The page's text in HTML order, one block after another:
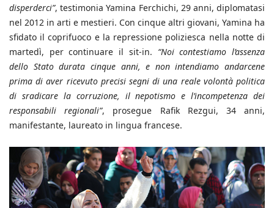
disperderci”, testimonia Yamina Ferchichi, 29 anni, diplomatasi
nel 2012 in arti e mestieri. Con cinque altri giovani, Yamina ha
sfidato il coprifuoco e la repressione poliziesca nella notte di
martedì, per continuare il sit-in. “Noi contestiamo l’assenza
dello Stato durata cinque anni, e non intendiamo andarcene
prima di aver ricevuto precisi segni di una reale volontà politica
di sradicare la corruzione, il nepotismo e l’incompetenza dei
responsabili regionali”, prosegue Rafik Rezgui, 34 anni,
manifestante, laureato in lingua francese.